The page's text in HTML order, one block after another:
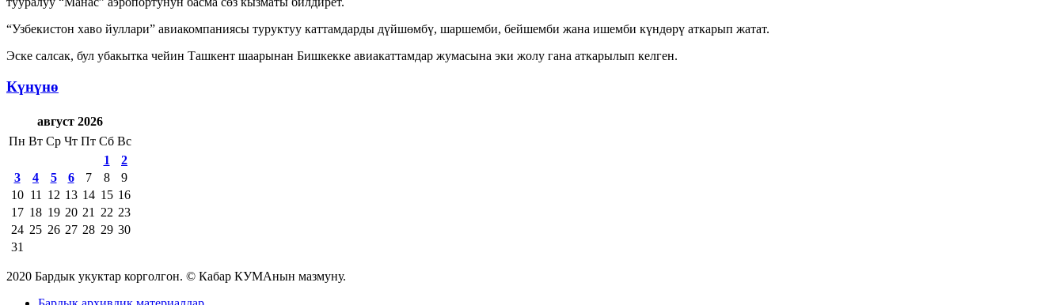
“Узбекистон хаво йуллари” авиакомпаниясы туруктуу каттамдарды дүйшөмбү, шаршемби, бейшемби жана ишемби күндөрү аткарып жатат.
Эске салсак, бул убакытка чейин Ташкент шаарынан Бишкекке авиакаттамдар жумасына эки жолу гана аткарылып келген.
Күнүнө
август 2026
Пн Вт Ср Чт Пт Сб Вс
1
2
3
4 5 6 7 8
9
10 11 12 13 14 15 16
17 18 19 20 21 22 23
24 25 26 27 28 29 30
31
2020 Бардык укуктар корголгон. © Кабар КУМАнын мазмуну.